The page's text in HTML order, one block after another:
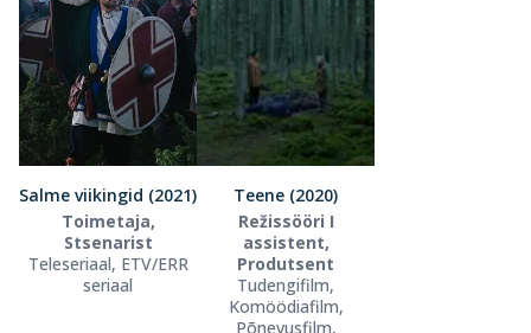
Salme viikingid (2021)
Toimetaja,
Stsenarist
Teleseriaal, ETV/ERR
seriaal
Teene (2020)
Režissööri I
assistent,
Produtsent
Tudengifilm,
Komöödiafilm,
Põnevusfilm,